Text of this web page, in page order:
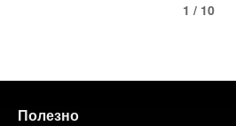
1 / 10
Полезно